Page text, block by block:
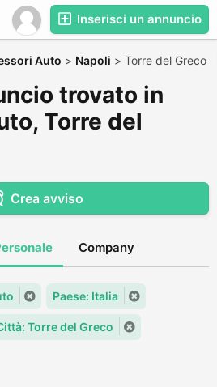
Inserisci un annuncio
Auto > Napoli > Torre del Greco
trovato in
Torre del
Crea avviso
Company
Paese: Italia
Torre del Greco